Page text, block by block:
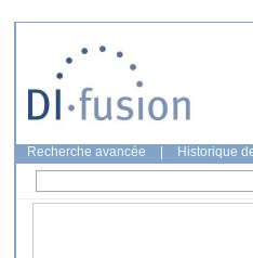
Recherche avancée Historique